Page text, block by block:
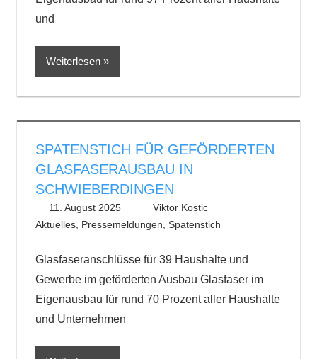
und
Weiterlesen
SPATENSTICH FÜR GEFÖRDERTEN
GLASFASERAUSBAU IN
SCHWIEBERDINGEN
11. August 2025
Viktor Kostic
Aktuelles, Pressemeldungen Spatenstich
Glasfaseranschlüsse für 39 Haushalte und
Gewerbe im geförderten Ausbau Glasfaser im
Eigenausbau für rund 70 Prozent aller Haushalte
und Unternehmen